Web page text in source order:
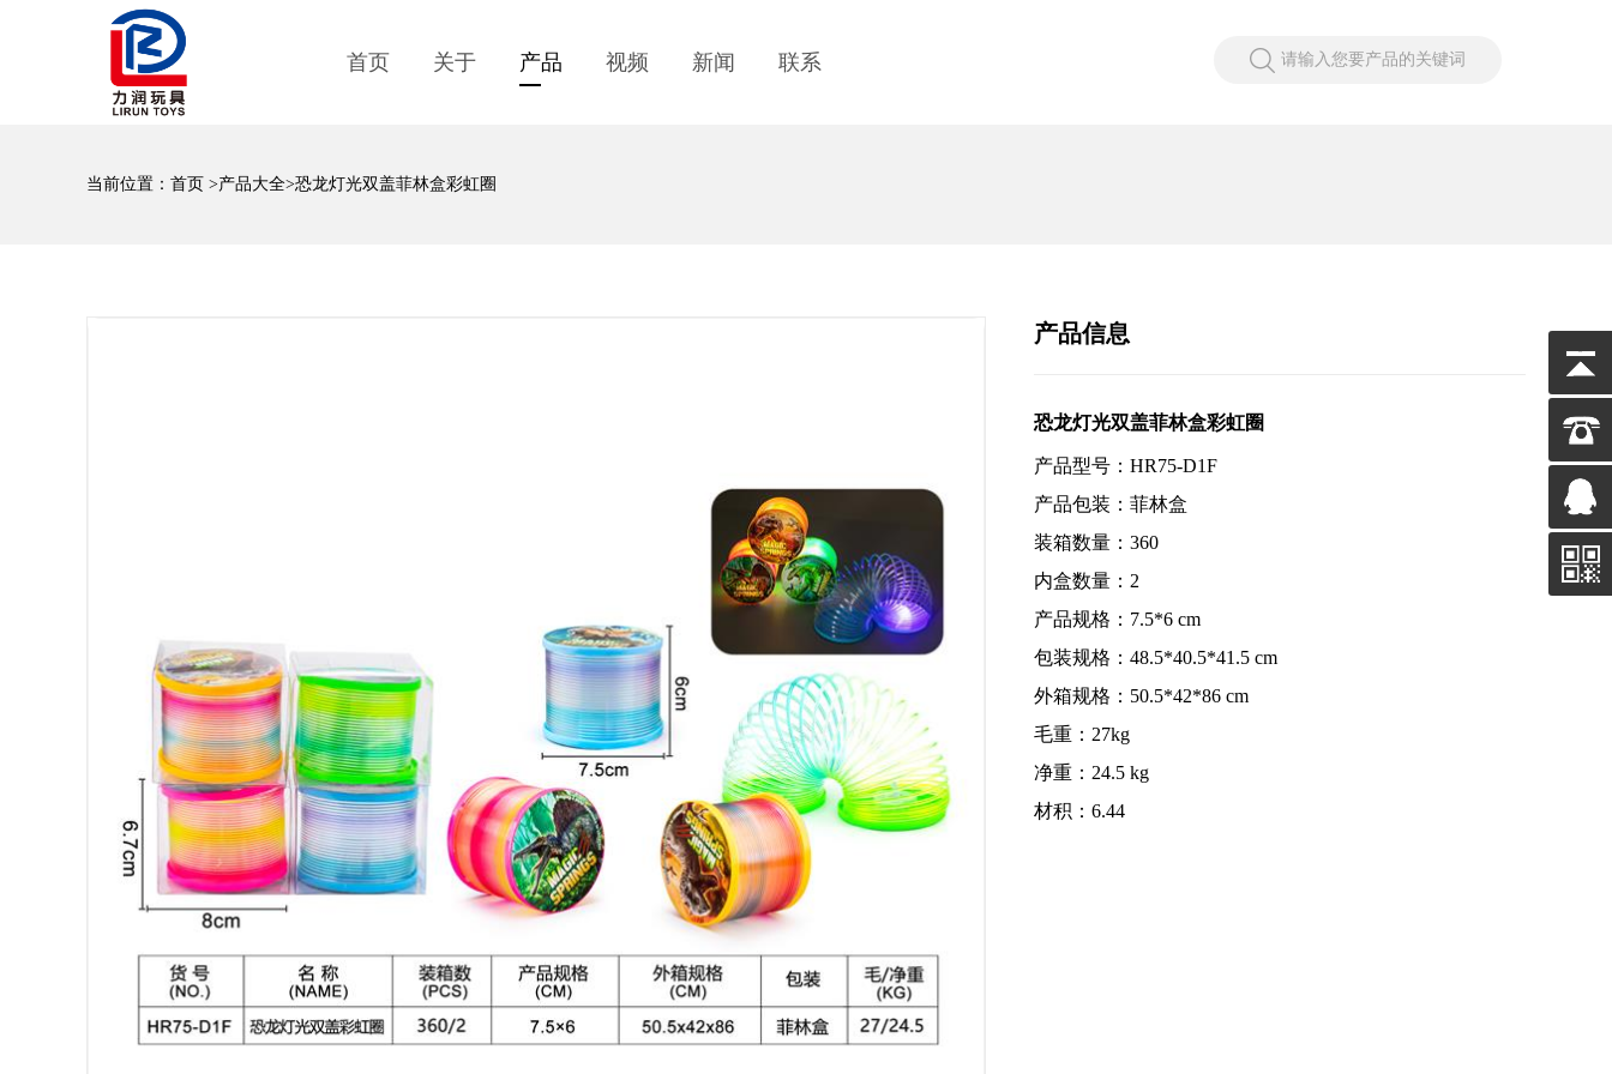
首页 关于 产品 视频 新闻 联系 请输入您要产品的关键词
当前位置： 首页 >产品大全>恐龙灯光双盖菲林盒彩虹圈
产品信息
恐龙灯光双盖菲林盒彩虹圈
产品型号：HR75-D1F
产品包装：菲林盒
装箱数量：360
内盒数量：2
产品规格：7.5*6 cm
包装规格：48.5*40.5*41.5 cm
外箱规格：50.5*42*86 cm
毛重：27kg
净重：24.5 kg
材积：6.44